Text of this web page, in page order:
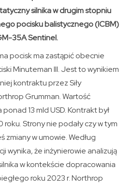
silnika w drugim stopniu
pocisku balistycznego (ICBM)
35A Sentinel.
pocisk ma zastąpić obecnie
Minuteman III. Jest to wynikiem
kontraktu przez Siły
Grumman. Wartość
13 mld USD. Kontrakt był
Strony nie podały czy w tym
zmiany w umowie. Według
wynika, że inżynierowie analizują
w kontekście dopracowania
roku 2023 r. Northrop